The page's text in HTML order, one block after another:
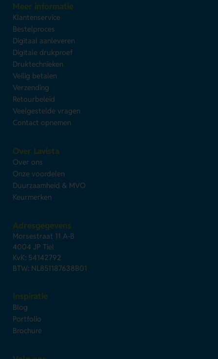
Meer informatie
Klantenservice
Bestelproces
Digitaal aanleveren
Digitale drukproef
Druktechnieken
Veilig betalen
Verzending
Retourbeleid
Veelgestelde vragen
Contact opnemen
Over Lavista
Over ons
Onze voordelen
Duurzaamheid & MVO
Keurmerken
Adresgegevens
Morsestraat 11 A-B
4004 JP Tiel
KvK: 54142792
BTW: NL851187638B01
Inspiratie
Blog
Portfolio
Brochure